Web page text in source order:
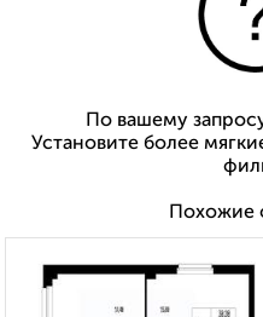
По вашему
Установите более
Похожие